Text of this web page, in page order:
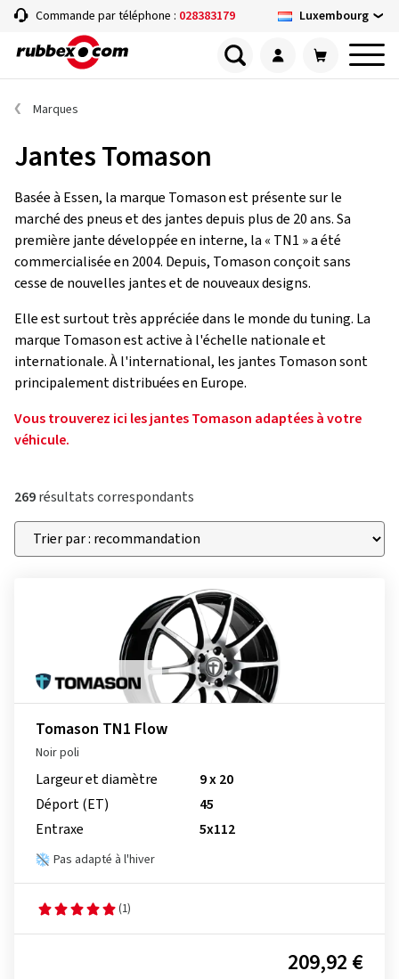
Commande par téléphone : 028383179 Luxembourg
Marques
Jantes Tomason
Basée à Essen, la marque Tomason est présente sur le
marché des pneus et des jantes depuis plus de 20 ans. Sa
première jante développée en interne, la « TN1 » a été
commercialisée en 2004. Depuis, Tomason conçoit sans
cesse de nouvelles jantes et de nouveaux designs.
Elle est surtout très appréciée dans le monde du tuning. La
marque Tomason est active à l'échelle nationale et
internationale. À l'international, les jantes Tomason sont
principalement distribuées en Europe.
Vous trouverez ici les jantes Tomason adaptées à votre
véhicule.
269résultats correspondants
Tomason TN1 Flow
Noir poli
Largeur et diamètre
9 x 20
Déport (ET)
45
Entraxe
5x112
Pas adapté à l'hiver
(1)
209,92 €